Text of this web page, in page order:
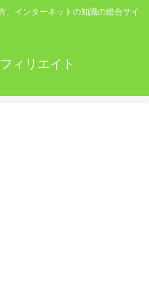
、インターネットの知識の総合サイ
ィリエイト